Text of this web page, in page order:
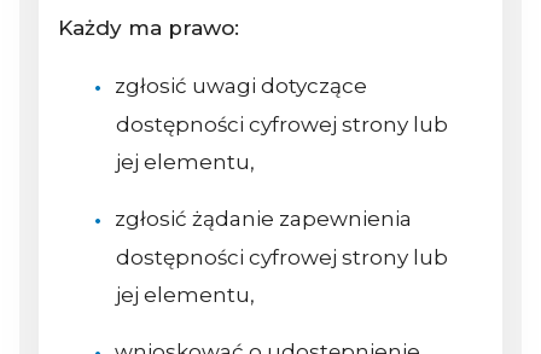
Każdy ma prawo:
zgłosić uwagi dotyczące
dostępności cyfrowej strony lub
jej elementu,
zgłosić żądanie zapewnienia
dostępności cyfrowej strony lub
jej elementu,